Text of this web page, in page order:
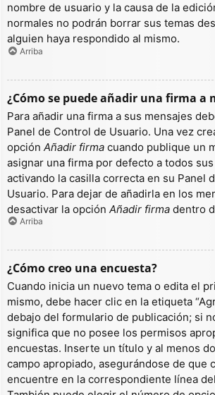
nombre de usuario y la causa de la
normales no podrán borrar sus temas
alguien haya respondido al mismo.
Arriba
¿Cómo se puede añadir una firma a
Para añadir una firma a sus mensajes
Panel de Control de Usuario. Una vez
opción Añadir firma cuando publique un
asignar una firma por defecto a todos
activando la casilla correcta en su Panel
Usuario. Para dejar de añadirla en los
desactivar la opción Añadir firma dentro
Arriba
¿Cómo creo una encuesta?
Cuando inicia un nuevo tema o edita el
mismo, debe hacer clic en la etiqueta
debajo del formulario de publicación; si
significa que no posee los permisos
encuestas. Inserte un título y al menos
campo apropiado, asegurándose de que
encuentre en la correspondiente línea